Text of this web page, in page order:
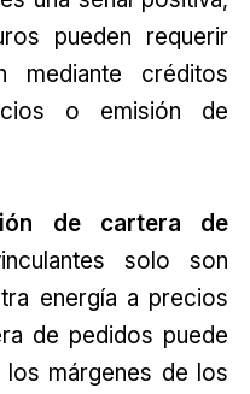
pueden requerir
mediante créditos
o emisión de
de cartera de
solo son
energía a precios
de pedidos puede
márgenes de los